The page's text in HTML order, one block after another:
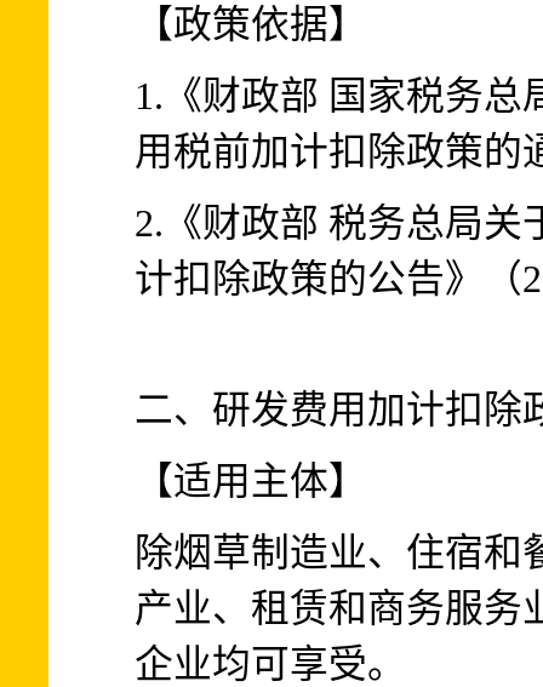
【政策依据】
1.《财政部 国家税务总
用税前加计扣除政策的
2.《财政部 税务总局关
计扣除政策的公告》（
二、研发费用加计扣除
【适用主体】
除烟草制造业、住宿和
产业、租赁和商务服务
企业均可享受。